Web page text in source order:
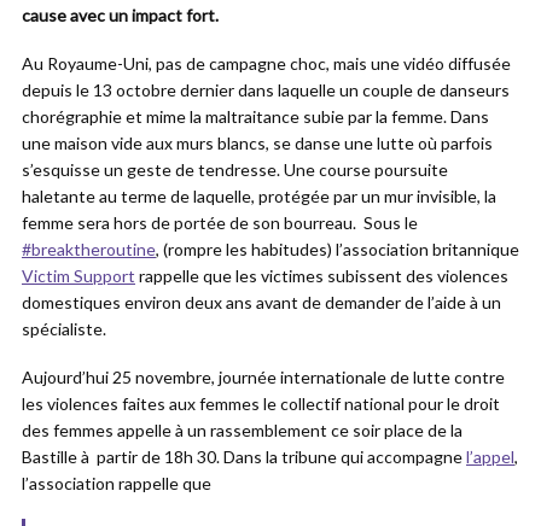
cause avec un impact fort.
Au Royaume-Uni, pas de campagne choc, mais une vidéo diffusée
depuis le 13 octobre dernier dans laquelle un couple de danseurs
chorégraphie et mime la maltraitance subie par la femme. Dans
une maison vide aux murs blancs, se danse une lutte où parfois
s’esquisse un geste de tendresse. Une course poursuite
haletante au terme de laquelle, protégée par un mur invisible, la
femme sera hors de portée de son bourreau. Sous le
#breaktheroutine, (rompre les habitudes) l’association britannique
Victim Support rappelle que les victimes subissent des violences
domestiques environ deux ans avant de demander de l’aide à un
spécialiste.
Aujourd’hui 25 novembre, journée internationale de lutte contre
les violences faites aux femmes le collectif national pour le droit
des femmes appelle à un rassemblement ce soir place de la
Bastille à partir de 18h 30. Dans la tribune qui accompagnel’appel,
l’association rappelle que